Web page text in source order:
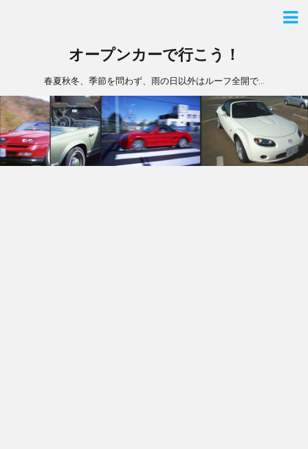
オープンカーで行こう！
春夏秋冬、季節を問わず、雨の日以外はルーフ全開で…